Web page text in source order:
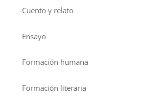
Cuento y relato
Ensayo
Formación humana
Formación literaria